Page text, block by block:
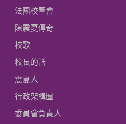
法團校董會
陳震夏傳奇
校歌
校長的話
震夏人
行政架構圖
委員會負責人